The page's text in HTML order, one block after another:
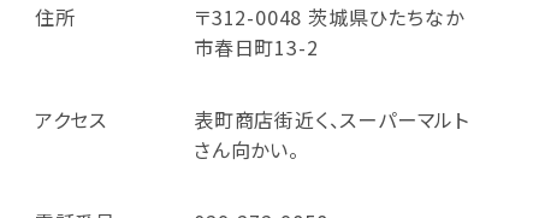
住所
〒312-0048 茨城県ひたちなか
市春日町13-2
アクセス
表町商店街近く、スーパーマルト
さん向かい。